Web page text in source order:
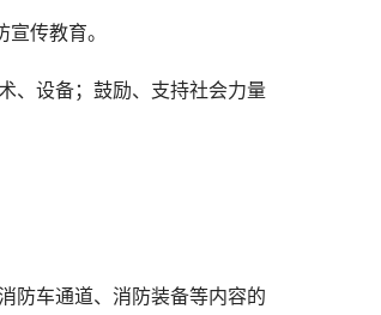
传教育。
、设备；鼓励、支持社会力量
防车通道、消防装备等内容的